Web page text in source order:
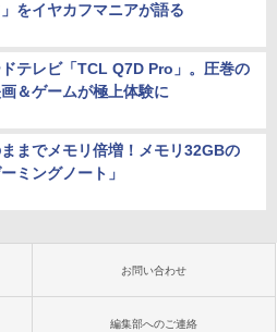
をイヤカフマニアが語る
テレビ「TCL Q7D Pro」。圧巻の
＆ゲームが極上体験に
までメモリ倍増！メモリ32GBの
ミングノート」
お問い合わせ
編集部へのご連絡